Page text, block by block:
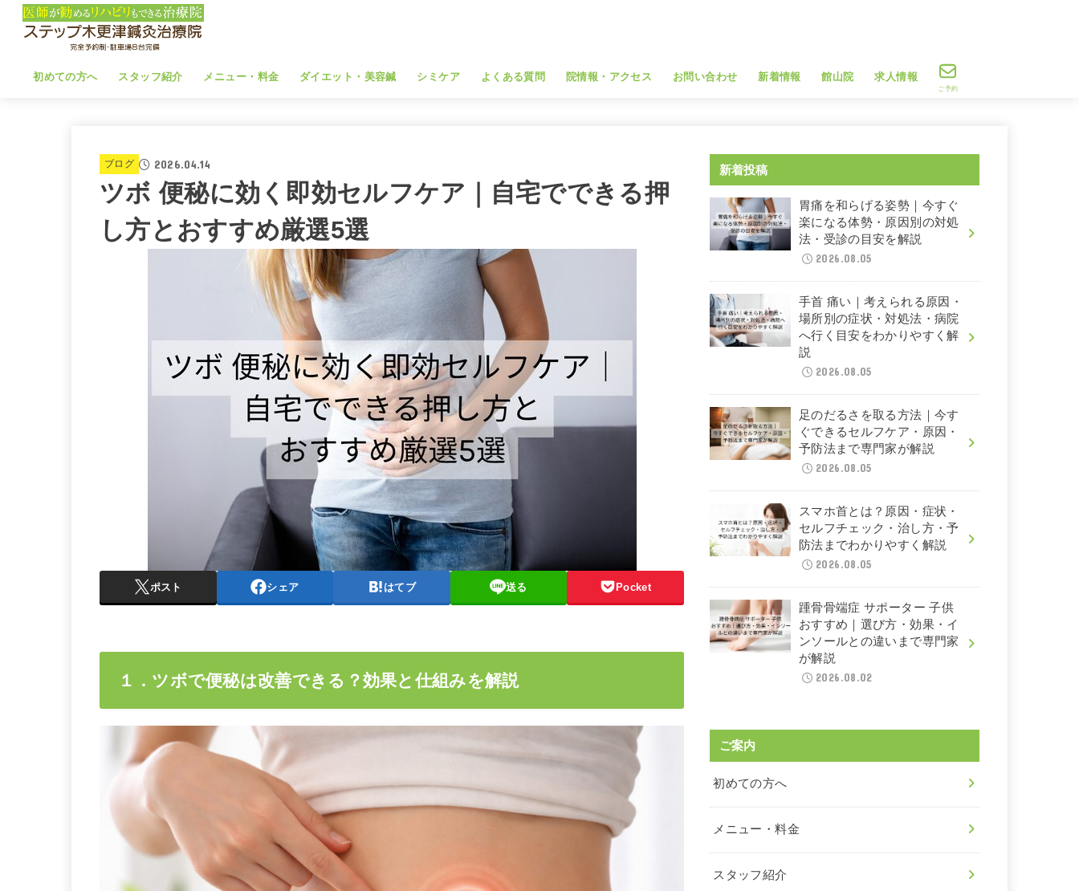
初めての方へ スタッフ紹介 メニュー・料金 ダイエット・美容鍼 シミケア よくある質問 院情報・アクセス お問い合わせ 新着情報 館山院 求人情報
ご予約
ブログ 2026.04.14
ツボ 便秘に効く即効セルフケア｜自宅でできる押
し方とおすすめ厳選5選
ポスト シェア はてブ 送る Pocket
１．ツボで便秘は改善できる？効果と仕組みを解説
新着投稿
胃痛を和らげる姿勢｜今すぐ
楽になる体勢・原因別の対処
法・受診の目安を解説
2026.08.05
手首 痛い｜考えられる原因・
場所別の症状・対処法・病院
へ行く目安をわかりやすく解
説
2026.08.05
足のだるさを取る方法｜今す
ぐできるセルフケア・原因・
予防法まで専門家が解説
2026.08.05
スマホ首とは？原因・症状・
セルフチェック・治し方・予
防法までわかりやすく解説
2026.08.05
踵骨骨端症 サポーター 子供
おすすめ｜選び方・効果・イ
ンソールとの違いまで専門家
が解説
2026.08.02
ご案内
初めての方へ
メニュー・料金
スタッフ紹介